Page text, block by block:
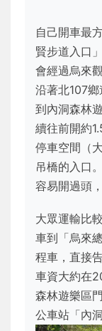
自己開車最
賢步道入口
會經過烏來
沿著北107
到內洞森林
續往前開約
停車空間（
吊橋的入口
容易開過頭
大眾運輸比
車到「烏來
程車，直接
車資大約在
森林遊樂區
公車站「內